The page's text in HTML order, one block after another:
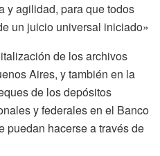
y agilidad, para que todos
un juicio universal iniciado»
de los archivos
Aires, y también en la
de los depósitos
y federales en el Banco
puedan hacerse a través de